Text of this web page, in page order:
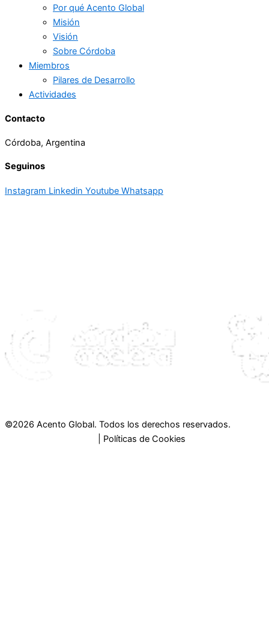
Por qué Acento Global
Misión
Visión
Sobre Córdoba
Miembros
Pilares de Desarrollo
Actividades
Contacto
Córdoba, Argentina
Seguinos
Instagram Linkedin Youtube Whatsapp
©2026 Acento Global. Todos los derechos reservados.
| Políticas de Cookies